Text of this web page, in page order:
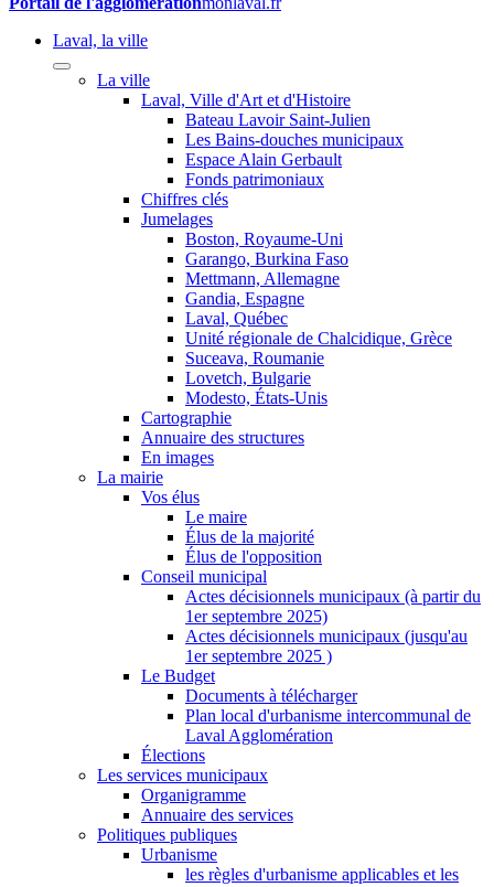
Laval, la ville
La ville
Laval, Ville d'Art et d'Histoire
Bateau Lavoir Saint-Julien
Les Bains-douches municipaux
Espace Alain Gerbault
Fonds patrimoniaux
Chiffres clés
Jumelages
Boston, Royaume-Uni
Garango, Burkina Faso
Mettmann, Allemagne
Gandia, Espagne
Laval, Québec
Unité régionale de Chalcidique, Grèce
Suceava, Roumanie
Lovetch, Bulgarie
Modesto, États-Unis
Cartographie
Annuaire des structures
En images
La mairie
Vos élus
Le maire
Élus de la majorité
Élus de l'opposition
Conseil municipal
Actes décisionnels municipaux (à partir du
1er septembre 2025)
Actes décisionnels municipaux (jusqu'au
1er septembre 2025 )
Le Budget
Documents à télécharger
Plan local d'urbanisme intercommunal de
Laval Agglomération
Élections
Les services municipaux
Organigramme
Annuaire des services
Politiques publiques
Urbanisme
les règles d'urbanisme applicables et les